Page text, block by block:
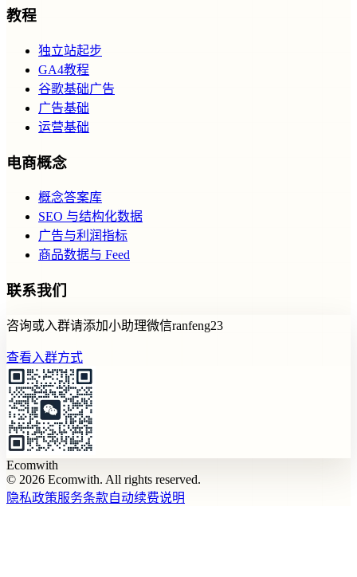
教程
独立站起步
GA4教程
谷歌基础广告
广告基础
运营基础
电商概念
概念答案库
SEO 与结构化数据
广告与利润指标
商品数据与 Feed
联系我们
咨询或入群请添加小助理微信ranfeng23
查看入群方式
Ecomwith
© 2026 Ecomwith. All rights reserved.
隐私政策服务条款自动续费说明